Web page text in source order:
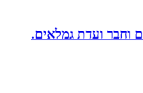
וחבר ועדת גמלאים.